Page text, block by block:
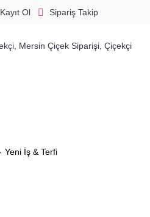
Kayıt Ol Sipariş Takip
Yeni İş & Terfi